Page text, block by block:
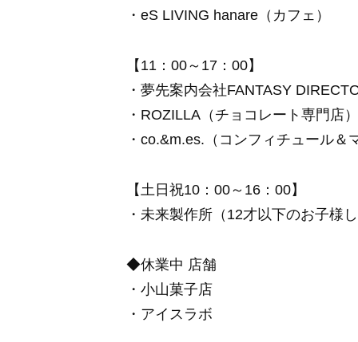
・eS LIVING hanare（カフェ）
【11：00～17：00】
・夢先案内会社FANTASY
・ROZILLA（チョコレート専門店）
・co.&m.es.（コンフィチュール＆
【土日祝10：00～16：00】
・未来製作所（12才以下のお子様
◆休業中 店舗
・小山菓子店
・アイスラボ